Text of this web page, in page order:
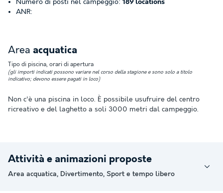
Numero di posti nel campeggio: 189 locations
ANR:
Area acquatica
Tipo di piscina, orari di apertura
(gli importi indicati possono variare nel corso della stagione e sono solo a titolo
indicativo; devono essere pagati in loco)
Non c'è una piscina in loco. È possibile usufruire del centro
ricreativo e del laghetto a soli 3000 metri dal campeggio.
Attività e animazioni proposte
Area acquatica, Divertimento, Sport e tempo libero